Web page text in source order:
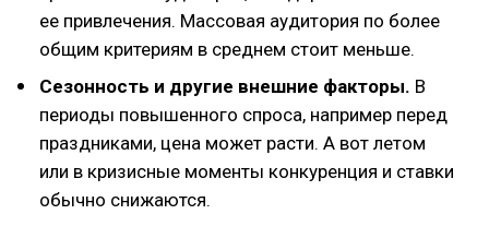
ее привлечения. Массовая аудитория по более
общим критериям в среднем стоит меньше.
Сезонность и другие внешние факторы. В
периоды повышенного спроса, например перед
праздниками, цена может расти. А вот летом
или в кризисные моменты конкуренция и ставки
обычно снижаются.